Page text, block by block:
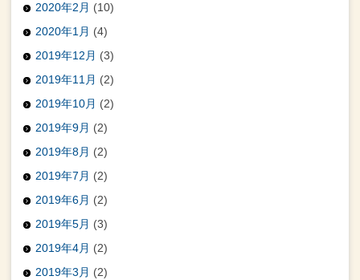
2020年2月 (10)
2020年1月 (4)
2019年12月 (3)
2019年11月 (2)
2019年10月 (2)
2019年9月 (2)
2019年8月 (2)
2019年7月 (2)
2019年6月 (2)
2019年5月 (3)
2019年4月 (2)
2019年3月 (2)